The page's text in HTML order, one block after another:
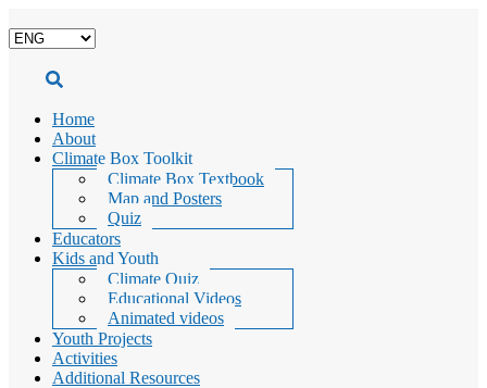
Choose
language
Home
About
Climate Box Toolkit
Climate Box Textbook
Map and Posters
Quiz
Educators
Kids and Youth
Climate Quiz
Educational Videos
Animated videos
Youth Projects
Activities
Additional Resources